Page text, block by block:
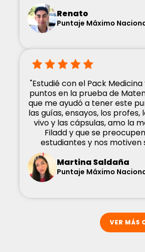
Renato
Puntaje Máximo
"Estudié con el Pack Medicina
puntos en la prueba de
que me ayudó a tener este
las guías, ensayos, los profes,
vivo y las cápsulas, amo la
Filadd y que se
estudiantes y nos motiven
Martina Saldaña
Puntaje Máximo
VER MÁS